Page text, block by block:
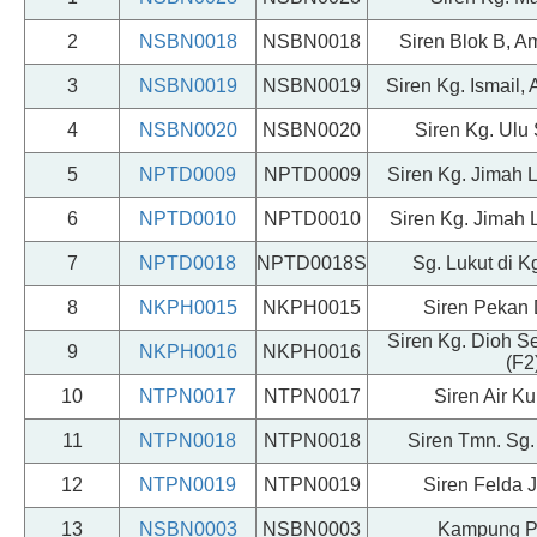
2 NSBN0018 NSBN0018 Siren Blok B,
3 NSBN0019 NSBN0019 Siren Kg. Ismail,
4 NSBN0020 NSBN0020 Siren Kg. Ulu
5 NPTD0009 NPTD0009 Siren Kg. Jimah
6 NPTD0010 NPTD0010 Siren Kg. Jimah
7 NPTD0018 NPTD0018S Sg. Lukut di
8 NKPH0015 NKPH0015 Siren Pekan
9 NKPH0016 NKPH0016
Siren Kg. Dioh
10 NTPN0017 NTPN0017 Siren Air
11 NTPN0018 NTPN0018 Siren Tmn.
12 NTPN0019 NTPN0019 Siren Felda
13 NSBN0003 NSBN0003 Kampung